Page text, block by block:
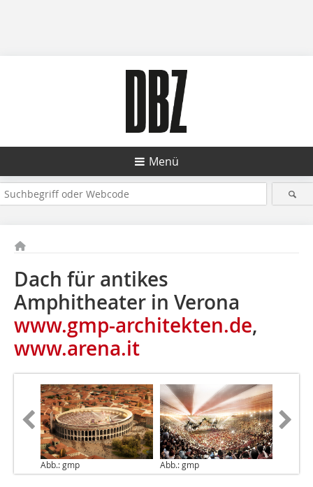
Menü
Dach für antikes
Amphitheater in Verona
www.gmp-architekten.de,
www.arena.it
Abb.: gmp Abb.: gmp